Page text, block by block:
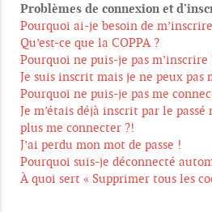
Problèmes de connexion et
Pourquoi ai-je besoin de
Qu’est-ce que la COPPA ?
Pourquoi ne puis-je pas m’inscrire
Je suis inscrit mais je ne peux pas
Pourquoi ne puis-je pas me
Je m’étais déjà inscrit par le
plus me connecter ?!
J’ai perdu mon mot de passe !
Pourquoi suis-je déconnecté
À quoi sert « Supprimer tous les